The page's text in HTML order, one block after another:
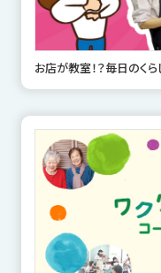
お店が教室！？毎日のく